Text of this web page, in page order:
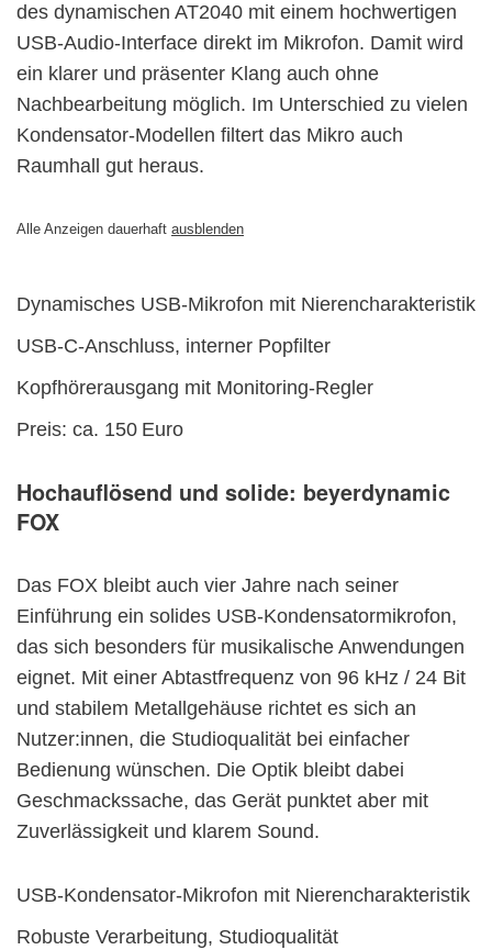
des dynamischen AT2040 mit einem hochwertigen
USB-Audio-Interface direkt im Mikrofon. Damit wird
ein klarer und präsenter Klang auch ohne
Nachbearbeitung möglich. Im Unterschied zu vielen
Kondensator-Modellen filtert das Mikro auch
Raumhall gut heraus.
Alle Anzeigen dauerhaft ausblenden
Dynamisches USB-Mikrofon mit Nierencharakteristik
USB-C-Anschluss, interner Popfilter
Kopfhörerausgang mit Monitoring-Regler
Preis: ca. 150 Euro
Hochauflösend und solide: beyerdynamic
FOX
Das FOX bleibt auch vier Jahre nach seiner
Einführung ein solides USB-Kondensatormikrofon,
das sich besonders für musikalische Anwendungen
eignet. Mit einer Abtastfrequenz von 96 kHz / 24 Bit
und stabilem Metallgehäuse richtet es sich an
Nutzer:innen, die Studioqualität bei einfacher
Bedienung wünschen. Die Optik bleibt dabei
Geschmackssache, das Gerät punktet aber mit
Zuverlässigkeit und klarem Sound.
USB-Kondensator-Mikrofon mit Nierencharakteristik
Robuste Verarbeitung, Studioqualität